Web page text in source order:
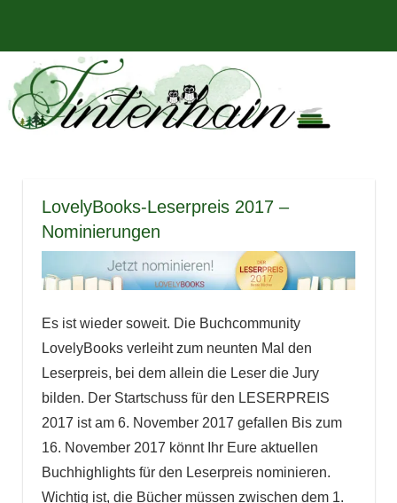
springen
Tintenhain
–
Der
Rezensionen
und
mehr
LovelyBooks-Leserpreis 2017 –
Nominierungen
Es ist wieder soweit. Die Buchcommunity
LovelyBooks verleiht zum neunten Mal den
Leserpreis, bei dem allein die Leser die Jury
bilden. Der Startschuss für den LESERPREIS
2017 ist am 6. November 2017 gefallen Bis zum
16. November 2017 könnt Ihr Eure aktuellen
Buchhighlights für den Leserpreis nominieren.
Wichtig ist, die Bücher müssen zwischen dem 1.